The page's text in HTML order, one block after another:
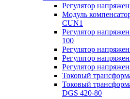
Регулятор
Модуль
CUN1
Регулятор
100
Регулятор
Регулятор
Регулятор
Токовый
Токовый
DGS 420-80